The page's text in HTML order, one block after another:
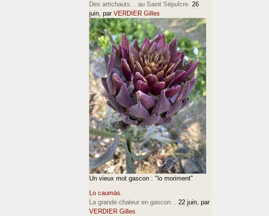
Des artichauts... au Saint Sépulcre. 26
juin, par VERDIER Gilles
Un vieux mot gascon : "lo moriment"
Lo caumàs.
La grande chaleur en gascon... 22 juin, par
VERDIER Gilles